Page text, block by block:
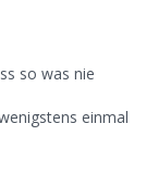
so was nie
einmal